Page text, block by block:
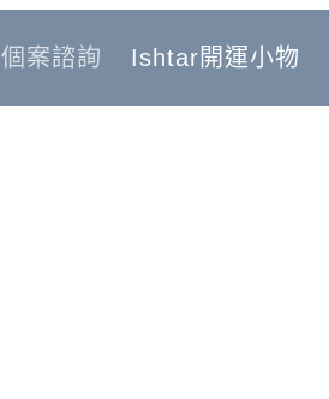
個案諮詢 Ishtar開運小物